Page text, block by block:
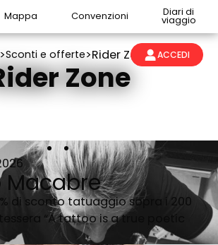
Mappa Convenzioni Diari di
viaggio
ACCEDI
>Sconti e offerte>Rider Zone
Zone
Macabre
di sconto tatuaggio sopra i 200
“A tattoo is a true poetic